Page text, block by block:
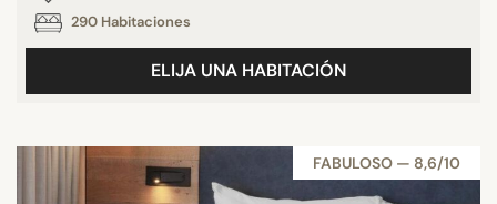
290 Habitaciones
ELIJA UNA HABITACIÓN
FABULOSO — 8,6/10